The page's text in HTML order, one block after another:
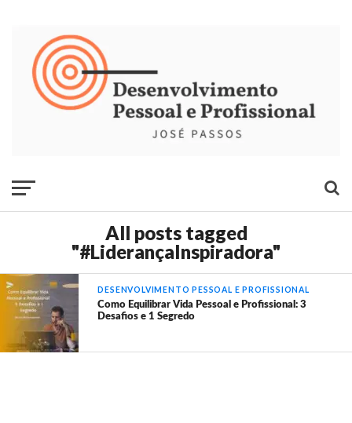
All posts tagged
"#LiderançaInspiradora"
DESENVOLVIMENTO PESSOAL E PROFISSIONAL
Como Equilibrar Vida Pessoal e Profissional: 3
Desafios e 1 Segredo